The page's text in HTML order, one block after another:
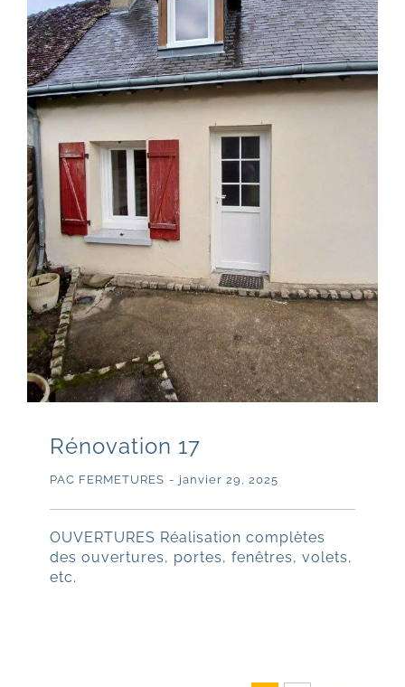
Rénovation 17
PAC FERMETURES - janvier 29, 2025
OUVERTURES Réalisation complètes
des ouvertures, portes, fenêtres, volets,
etc.